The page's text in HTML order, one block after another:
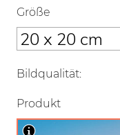
Größe
Bildqualität:
Produkt